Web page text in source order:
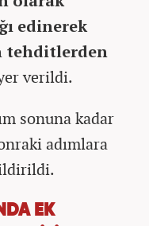
edinerek
tehditlerden
verildi.
sonuna kadar
adımlara
EK